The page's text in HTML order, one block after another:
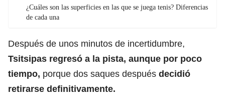
¿Cuáles son las superficies en las que se juega tenis? Diferencias
de cada una
Después de unos minutos de incertidumbre,
Tsitsipas regresó a la pista, aunque por poco
tiempo, porque dos saques después decidió
retirarse definitivamente.